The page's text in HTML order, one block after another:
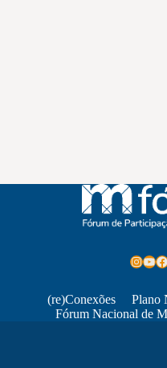
(re)Conexões
Plano
Fórum Nacional de